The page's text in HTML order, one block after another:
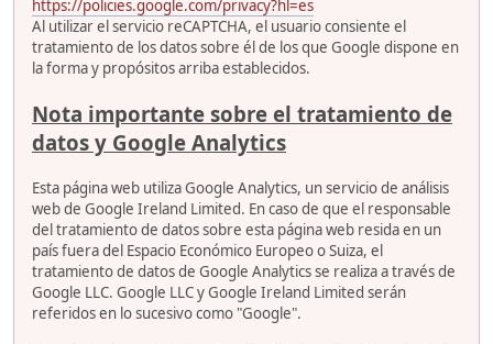
https://policies.google.com/privacy?hl=es
Al utilizar el servicio reCAPTCHA, el usuario consiente el
tratamiento de los datos sobre él de los que Google dispone en
la forma y propósitos arriba establecidos.
Nota importante sobre el tratamiento de
datos y Google Analytics
Esta página web utiliza Google Analytics, un servicio de análisis
web de Google Ireland Limited. En caso de que el responsable
del tratamiento de datos sobre esta página web resida en un
país fuera del Espacio Económico Europeo o Suiza, el
tratamiento de datos de Google Analytics se realiza a través de
Google LLC. Google LLC y Google Ireland Limited serán
referidos en lo sucesivo como "Google".